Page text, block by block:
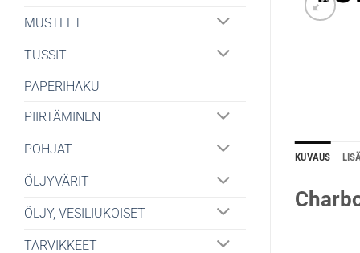
MUSTEET
TUSSIT
PAPERIHAKU
PIIRTÄMINEN
POHJAT
ÖLJYVÄRIT
ÖLJY, VESILIUKOISET
TARVIKKEET
KUVAUS